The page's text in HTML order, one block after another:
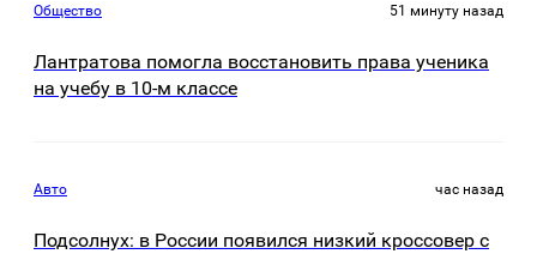
Общество 51 минуту назад
Лантратова помогла восстановить права ученика
на учебу в 10-м классе
Авто час назад
Подсолнух: в России появился низкий кроссовер с